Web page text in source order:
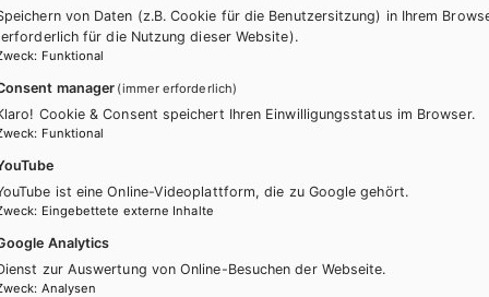
passenden Produkte
Zurücksetzen
von Daten (z.B. Cookie für die Benutzersitzung) in Ihrem
für die Nutzung dieser Website).
: Funktional
manager (immer erforderlich)
Cookie & Consent speichert Ihren Einwilligungsstatus im Browser.
: Funktional
ist eine Online-Videoplattform, die zu Google gehört.
: Eingebettete externe Inhalte
Analytics
zur Auswertung von Online-Besuchen der Webseite.
: Analysen